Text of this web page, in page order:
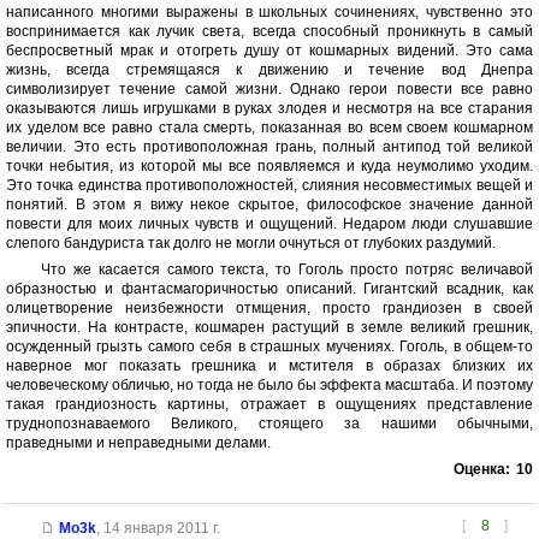
написанного многими выражены в школьных сочинениях, чувственно это
воспринимается как лучик света, всегда способный проникнуть в самый
беспросветный мрак и отогреть душу от кошмарных видений. Это сама
жизнь, всегда стремящаяся к движению и течение вод Днепра
символизирует течение самой жизни. Однако герои повести все равно
оказываются лишь игрушками в руках злодея и несмотря на все старания
их уделом все равно стала смерть, показанная во всем своем кошмарном
величии. Это есть противоположная грань, полный антипод той великой
точки небытия, из которой мы все появляемся и куда неумолимо уходим.
Это точка единства противоположностей, слияния несовместимых вещей и
понятий. В этом я вижу некое скрытое, философское значение данной
повести для моих личных чувств и ощущений. Недаром люди слушавшие
слепого бандуриста так долго не могли очнуться от глубоких раздумий.
Что же касается самого текста, то Гоголь просто потряс величавой
образностью и фантасмагоричностью описаний. Гигантский всадник, как
олицетворение неизбежности отмщения, просто грандиозен в своей
эпичности. На контрасте, кошмарен растущий в земле великий грешник,
осужденный грызть самого себя в страшных мучениях. Гоголь, в общем-то
наверное мог показать грешника и мстителя в образах близких их
человеческому обличью, но тогда не было бы эффекта масштаба. И поэтому
такая грандиозность картины, отражает в ощущениях представление
труднопознаваемого Великого, стоящего за нашими обычными,
праведными и неправедными делами.
Оценка: 10
[ 8 ]
Mo3k, 14 января 2011 г.